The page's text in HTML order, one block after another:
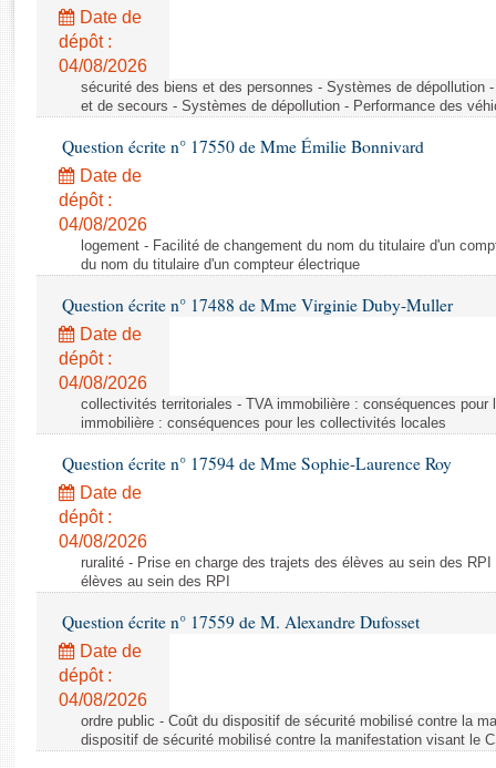
Rapports législatifs
Rapports sur l'application des lois
Baromètre de l’application des lois
Dossiers législatifs
Budget et sécurité sociale
Questions écrites et orales
Comptes rendus des débats
Date de
dépôt :
04/08/2026
sécurité des biens et des personnes - Systèmes de dépollution
et de secours - Systèmes de dépollution - Performance des
Question écrite n° 17550 de Mme Émilie Bonnivard
Date de
dépôt :
04/08/2026
logement - Facilité de changement du nom du titulaire d'un
du nom du titulaire d'un compteur électrique
Question écrite n° 17488 de Mme Virginie Duby-Muller
Date de
dépôt :
04/08/2026
collectivités territoriales - TVA immobilière : conséquences
immobilière : conséquences pour les collectivités locales
Question écrite n° 17594 de Mme Sophie-Laurence Roy
Date de
dépôt :
04/08/2026
ruralité - Prise en charge des trajets des élèves au sein des
élèves au sein des RPI
Question écrite n° 17559 de M. Alexandre Dufosset
Date de
dépôt :
04/08/2026
ordre public - Coût du dispositif de sécurité mobilisé contre la
dispositif de sécurité mobilisé contre la manifestation visant le